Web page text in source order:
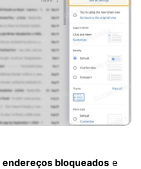
endereços bloqueados e